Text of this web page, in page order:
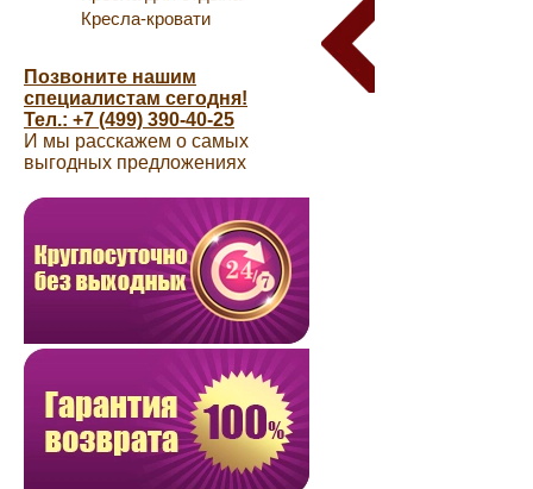
Кресла-кровати
Позвоните нашим
специалистам сегодня!
Тел.: +7 (499) 390-40-25
И мы расскажем о самых
выгодных предложениях